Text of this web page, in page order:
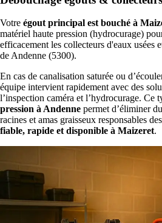
Votre égout principal est bouché à
matériel haute pression (hydrocurage)
efficacement les collecteurs d'eaux usées
de Andenne (5300).
En cas de canalisation saturée ou
équipe intervient rapidement avec des
l’inspection caméra et l’hydrocurage. Ce
pression à Andenne permet d’éliminer
racines et amas graisseux responsables
fiable, rapide et disponible à Maizeret.